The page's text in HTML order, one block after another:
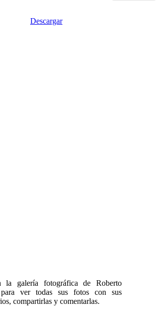
Descargar
la galería fotográfica de Roberto
ver todas sus fotos con sus
compartirlas y comentarlas.